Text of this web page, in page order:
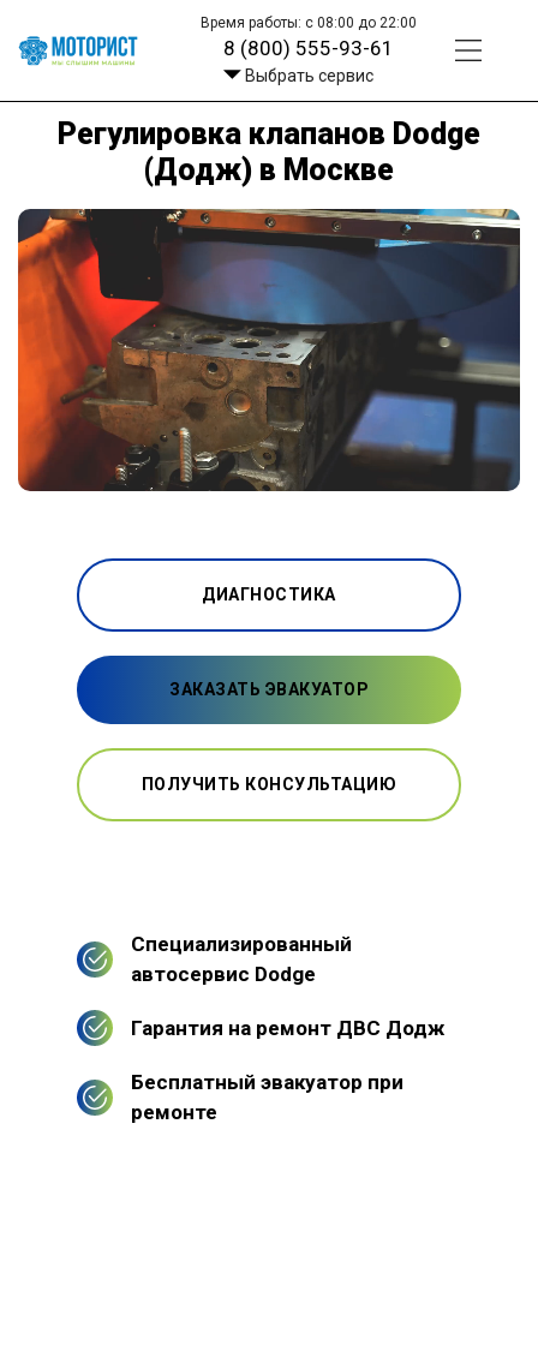
Время работы: с 08:00 до 22:00
8 (800) 555-93-61
Выбрать сервис
Регулировка клапанов Dodge
(Додж) в Москве
ДИАГНОСТИКА
ЗАКАЗАТЬ ЭВАКУАТОР
ПОЛУЧИТЬ КОНСУЛЬТАЦИЮ
Специализированный
автосервис Dodge
Гарантия на ремонт ДВС Додж
Бесплатный эвакуатор при
ремонте